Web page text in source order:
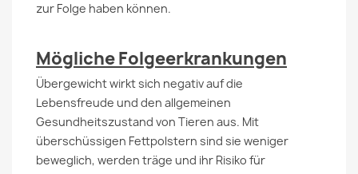
zur Folge haben können.
Mögliche Folgeerkrankungen
Übergewicht wirkt sich negativ auf die
Lebensfreude und den allgemeinen
Gesundheitszustand von Tieren aus. Mit
überschüssigen Fettpolstern sind sie weniger
beweglich, werden träge und ihr Risiko für